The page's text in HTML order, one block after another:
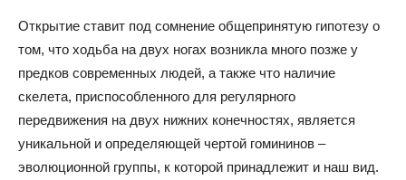
Открытие ставит под сомнение общепринятую гипотезу о
том, что ходьба на двух ногах возникла много позже у
предков современных людей, а также что наличие
скелета, приспособленного для регулярного
передвижения на двух нижних конечностях, является
уникальной и определяющей чертой гомининов –
эволюционной группы, к которой принадлежит и наш вид.